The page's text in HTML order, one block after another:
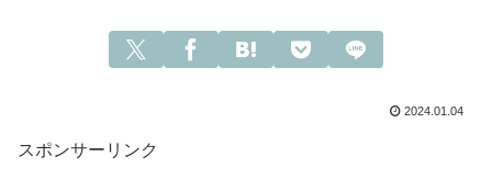
2024.01.04
スポンサーリンク